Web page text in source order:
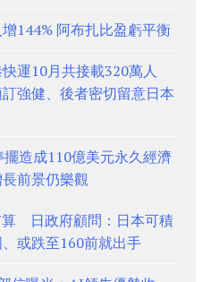
144% 阿布扎比盈虧平衡
運10月共接載320萬人
強健、後者密切留意日本
造成110億美元永久經濟
前景仍樂觀
算 日政府顧問：日本可積
或跌至160前就出手